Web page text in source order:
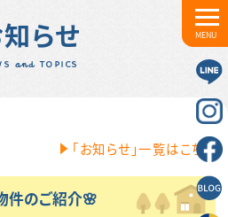
MENU
らせ
and TOPICS
「お知らせ」一覧はこちら
件のご紹介🌸